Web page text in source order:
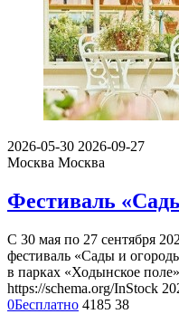
2026-05-30 2026-09-27
Москва Москва
Фестиваль
С 30 мая по 27 сентября
фестиваль «Сады и
в парках «Ходынское
https://schema.org/InStock
0Бесплатно 4185 38